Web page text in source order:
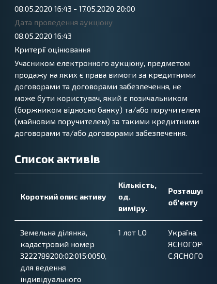
08.05.2020 16:43 - 17.05.2020 20:00
Дата проведення аукціону
08.05.2020 16:43
Критерії оцінювання
Учасником електронного аукціону, предметом
продажу на яких є права вимоги за кредитними
договорами та договорами забезпечення, не
може бути користувач, який є позичальником
(боржником відносно банку) та/або поручителем
(майновим поручителем) за такими кредитними
договорами та/або договорами забезпечення.
Список активів
Короткий опис активу
Кількість,
од.
виміру.
об'екту
Земельна ділянка,
кадастровий номер
3222789200:02:015:0050,
для ведення
індивідуального
1 лот LO
Україна,